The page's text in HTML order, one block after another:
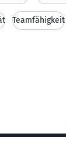
Teamfähigkeit